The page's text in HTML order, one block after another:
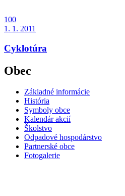
100
1. 1. 2011
Cyklotúra
Obec
Základné informácie
História
Symboly obce
Kalendár akcií
Školstvo
Odpadové hospodárstvo
Partnerské obce
Fotogalerie